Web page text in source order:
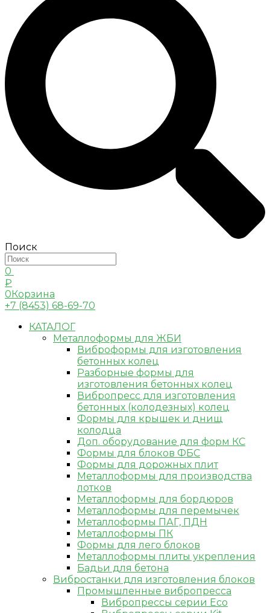
Поиск
0
₽
0Корзина
+7 (8453) 68-69-70
КАТАЛОГ
Металлоформы для ЖБИ
Виброформы для изготовления
бетонных колец
Разборные формы для
изготовления бетонных колец
Вибропресс для изготовления
бетонных (колодезных) колец
Формы для крышек и днищ
колодца
Доп. оборудование для форм КС
Формы для блоков ФБС
Формы для дорожных плит
Металлоформы для производства
лотков
Металлоформы для бордюров
Металлоформы для перемычек
Металлоформы ПАГ, ПДН
Металлоформы ПК
Формы для лего блоков
Металлоформы плиты укрепления
Бадьи для бетона
Вибростанки для изготовления блоков
Промышленные вибропресса
Вибропрессы серии Eco